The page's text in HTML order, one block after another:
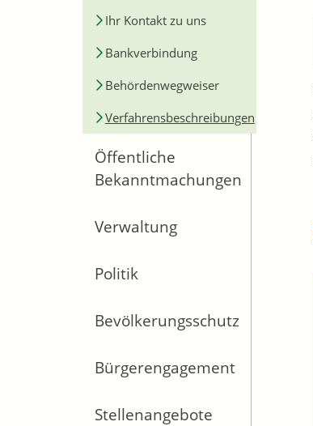
Ihr Kontakt zu uns
Bankverbindung
Behördenwegweiser
Verfahrensbeschreibungen
Öffentliche
Bekanntmachungen
Verwaltung
Politik
Bevölkerungsschutz
Bürgerengagement
Stellenangebote